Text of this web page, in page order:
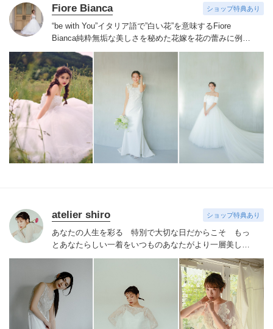
Fiore Bianca ショップ特典あり
“be with You”イタリア語で”白い花”を意味するFiore
Bianca純粋無垢な美しさを秘めた花嫁を花の蕾みに例え
白い花が咲くまでのストーリーをあなたと共に紡いでい
きます
世界を巡り出会ったデザイナーズブランドや、オ
リジナルドレスはまだ見ぬ新しい自分の姿へと出会わせ
てくれます。
誰かの真似ではなくあなただからできるス
タイルへあなたにしかできないブライズスタイルへ導き
ます。
美しい白い花を咲かせ今よりずっと好きな自分
atelier shiro ショップ特典あり
あなたの人生を彩る 特別で大切な日だからこそ もっ
とあなたらしい一着をいつものあなたがより一層美しく
て可愛くて素敵に輝くそんな 「運命のドレス」 に出
あなたらしさにとことん寄り添います「
shiro （シロ）」色が花嫁様だけの特別な色であるよう
に atelier shiro の一着があなたの人生を彩る特別な一着と
なりますように